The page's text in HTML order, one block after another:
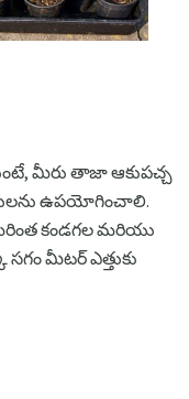
మీరు తాజా ఆకుపచ్చ
ఉపయోగించాలి.
కండగల మరియు
మీటర్ ఎత్తుకు